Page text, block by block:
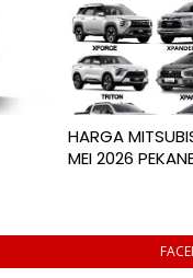
HARGA
MEI 2026